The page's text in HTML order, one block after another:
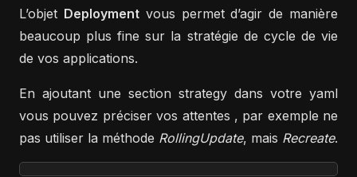
L’objet Deploymentvous permet d’agir de manière
beaucoup plus fine sur la stratégie de cycle de vie
de vos applications.
En ajoutant une section strategy dans votre yaml
vous pouvez préciser vos attentes , par exemple ne
pas utiliser la méthode RollingUpdate, mais Recreate.